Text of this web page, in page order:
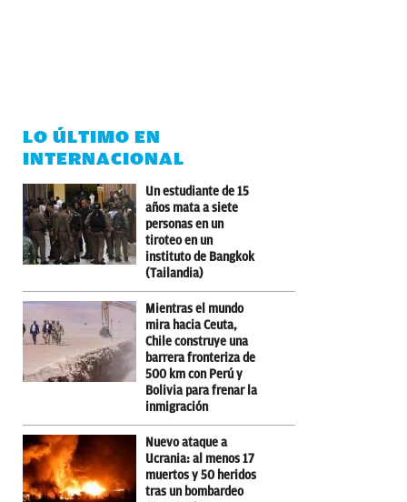
LO ÚLTIMO EN
INTERNACIONAL
Un estudiante de 15
años mata a siete
personas en un
tiroteo en un
instituto de Bangkok
(Tailandia)
Mientras el mundo
mira hacia Ceuta,
Chile construye una
barrera fronteriza de
500 km con Perú y
Bolivia para frenar la
inmigración
Nuevo ataque a
Ucrania: al menos 17
muertos y 50 heridos
tras un bombardeo